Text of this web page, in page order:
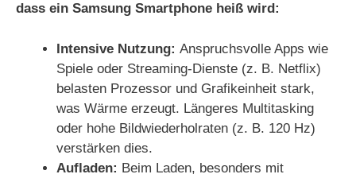
dass ein Samsung Smartphone heiß wird:
Intensive Nutzung: Anspruchsvolle Apps wie
Spiele oder Streaming-Dienste (z. B. Netflix)
belasten Prozessor und Grafikeinheit stark,
was Wärme erzeugt. Längeres Multitasking
oder hohe Bildwiederholraten (z. B. 120 Hz)
verstärken dies.
Aufladen: Beim Laden, besonders mit